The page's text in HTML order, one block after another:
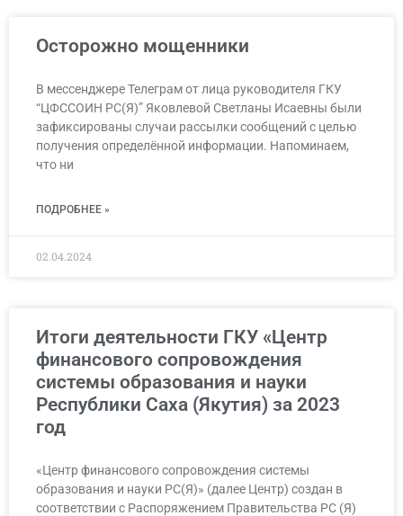
Осторожно мощенники
В мессенджере Телеграм от лица руководителя ГКУ
“ЦФССОИН РС(Я)” Яковлевой Светланы Исаевны были
зафиксированы случаи рассылки сообщений с целью
получения определённой информации. Напоминаем,
что ни
ПОДРОБНЕЕ »
02.04.2024
Итоги деятельности ГКУ «Центр
финансового сопровождения
системы образования и науки
Республики Саха (Якутия) за 2023
год
«Центр финансового сопровождения системы
образования и науки РС(Я)» (далее Центр) создан в
соответствии с Распоряжением Правительства РС (Я)